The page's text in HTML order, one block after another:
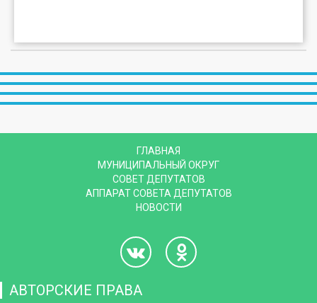
ГЛАВНАЯ
МУНИЦИПАЛЬНЫЙ ОКРУГ
СОВЕТ ДЕПУТАТОВ
АППАРАТ СОВЕТА ДЕПУТАТОВ
НОВОСТИ
АВТОРСКИЕ ПРАВА